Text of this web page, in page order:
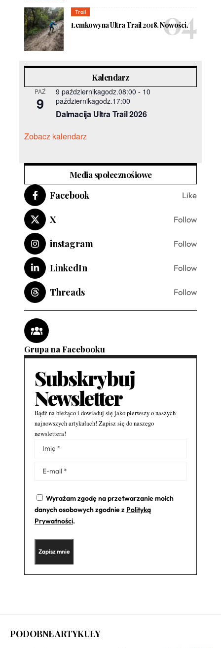
Trail
Łemkowyna Ultra Trail 2018. Nowości.
Kalendarz
PAŹ
9
9 październikagodz.08:00 - 10
październikagodz.17:00
Dalmacija Ultra Trail 2026
Zobacz kalendarz
Media społecznośiowe
Facebook Like
X Follow
instagram Follow
LinkedIn Follow
Threads Follow
Grupa na Facebooku
Subskrybuj
Newsletter
Bądź na bieżąco i dowiaduj się jako pierwszy o naszych
najnowszych artykułach! Zapisz się do naszego
newslettera!
Wyrażam zgodę na przetwarzanie moich
danych osobowych zgodnie z Polityką
Prywatności.
Alternative:
PODOBNE ARTYKUŁY